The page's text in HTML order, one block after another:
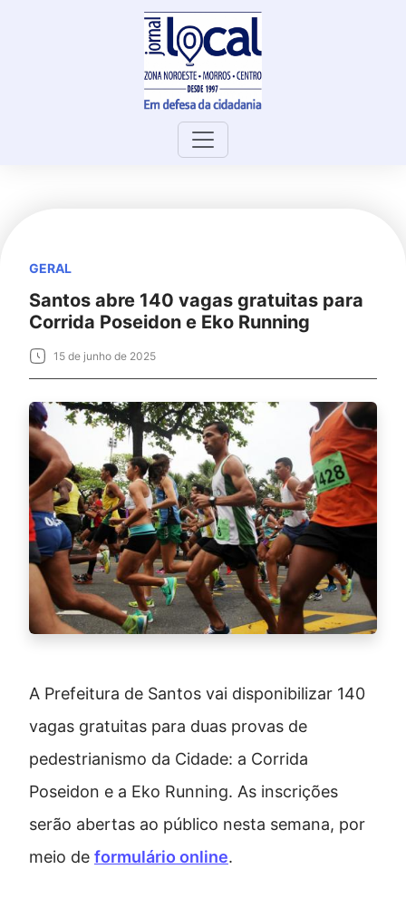
GERAL
Santos abre 140 vagas gratuitas para
Corrida Poseidon e Eko Running
15 de junho de 2025
A Prefeitura de Santos vai disponibilizar 140
vagas gratuitas para duas provas de
pedestrianismo da Cidade: a Corrida
Poseidon e a Eko Running. As inscrições
serão abertas ao público nesta semana, por
meio de formulário online.